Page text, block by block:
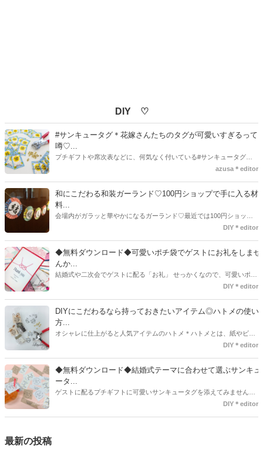
DIY ♡
#サンキュータグ＊花嫁さんたちのタグが可愛いすぎるって
噂♡...
プチギフトや席次表などに、何気なく付いている#サンキュータグ実
はほとんどの花嫁さんが手作りしてるってご存知でしたか！？あるの
ま、付いてた方が断然可愛い♡そんなプレ花嫁さんたちの#サンキュー
タグアイデア、探してみました♪
azusa＊editor
和にこだわる和装ガーランド♡100円ショップで手に入る材
料...
会場内がガラッと華やかになるガーランド♡最近では100円ショップ
で既に完成された物が販売されていたり、ネット上でダウンロードし
す。ダウンロードしたデザインを印刷する紙をこだわるプレ花嫁さん
も・・・♡紙質や柄などでガラッと印象が変わりますよね♪
DIY＊editor
◆無料ダウンロード◆可愛いポチ袋でゲストにお礼をしませ
んか...
結婚式や二次会でゲストに配る「お礼」 せっかくなので、可愛いポチ
袋で用意しませんか？今回の記事では無料でダウンロードできるデザ
ください。いつもStrawberryを読んで頂いているプレ花嫁さんのお手
伝いが少しでも出来れば嬉しいです♡
DIY＊editor
DIYにこだわるなら持っておきたいアイテム◎ハトメの使い
方...
オシャレに仕上がると人気アイテムのハトメ＊ハトメとは、紙やビニ
ールなどに開けた穴につける金具のことでサイズが幅広く揃っていま
り、付けるものの素材や色にあわせて選ぶことができるんです♪*
DIY＊editor
◆無料ダウンロード◆結婚式テーマに合わせて選ぶサンキュ
ータ...
ゲストに配るプチギフトに可愛いサンキュータグを添えてみません
か？今回の記事では無料でダウンロードできる春婚にもピッタリなサ
DIY＊editor
最新の投稿